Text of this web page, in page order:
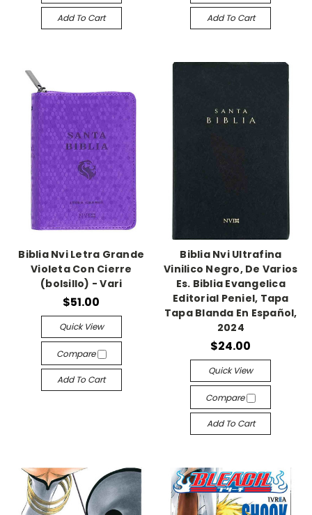
Add To Cart Add To Cart
Biblia Nvi Letra Grande
Violeta Con Cierre
(bolsillo) - Vari
$51.00
Quick View
Compare
Add To Cart
Biblia Nvi Ultrafina
Vinilico Negro, De Varios
Es. Biblia Evangelica
Editorial Peniel, Tapa
Tapa Blanda En Español,
2024
$24.00
Quick View
Compare
Add To Cart